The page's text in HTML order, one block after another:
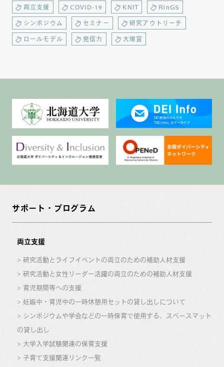
両立支援 COVID-19 KNIT RinGS
シンポジウム セミナー 研究アウトリーチ
ロールモデル 発信力 大塚賞
サポート・プログラム
両立支援
研究活動とライフイベントの両立のための補助人材支援
研究活動と女性リーダー活躍の両立のための補助人材支援
育児期間等への支援
妊娠中・育児中の一時休憩用セットの貸し出しについて
シンポジウムや学会などの一時保育で使用する、スペースマット
の貸し出し
大学入学試験関連の保育支援
子育て支援関連リンク一覧